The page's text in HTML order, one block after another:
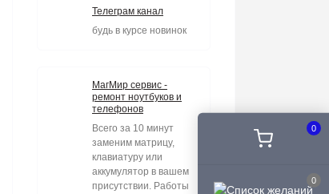
0
0
Телеграм канал
будь в курсе новинок
МагМир сервис -
ремонт ноутбуков и
телефонов
Всего за 10 минут
заменим матрицу,
клавиатуру или
аккумулятор в вашем
присутствии. Работы